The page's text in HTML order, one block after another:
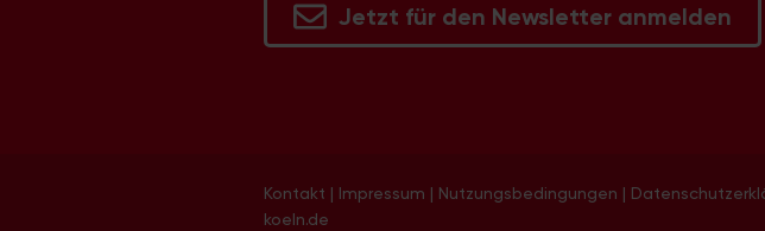
Jetzt für den Newsletter anmelden
Kontakt | Impressum | Nutzungsbedingungen |
koeln.de